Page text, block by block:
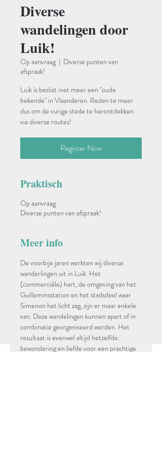
Diverse
wandelingen door
Luik!
Op aanvraag
  |
Diverse punten van
afspraak!
Luik is beslist niet meer een "oude
bekende" in Vlaanderen. Reden te meer
dus om de vurige stede te herontdekken
via diverse routes!
Register Now
Praktisch
Op aanvraag
Diverse punten van afspraak!
Meer info
De voorbije jaren werkten wij diverse
wanderlingen uit in Luik. Het
(commerciële) hart, de omgeving van het
Guilleminsstation en het stadsdeel waar
Simenon het licht zag, zijn er maar enkele
van. Deze wandelingen kunnen apart of in
combinatie georganiseerd worden. Het
resultaat is evenwel altijd hetzelfde:
bewondering en liefde voor een prachtige